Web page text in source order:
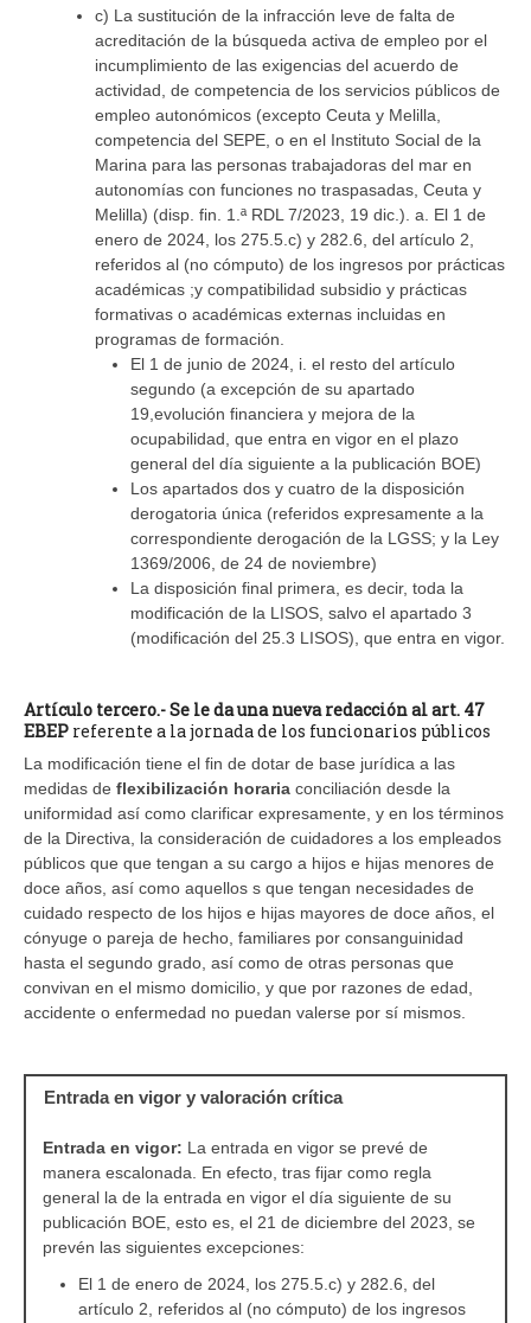
c) La sustitución de la infracción leve de falta de
acreditación de la búsqueda activa de empleo por el
incumplimiento de las exigencias del acuerdo de
actividad, de competencia de los servicios públicos de
empleo autonómicos (excepto Ceuta y Melilla,
competencia del SEPE, o en el Instituto Social de la
Marina para las personas trabajadoras del mar en
autonomías con funciones no traspasadas, Ceuta y
Melilla) (disp. fin. 1.ª RDL 7/2023, 19 dic.). a. El 1 de
enero de 2024, los 275.5.c) y 282.6, del artículo 2,
referidos al (no cómputo) de los ingresos por prácticas
académicas ;y compatibilidad subsidio y prácticas
formativas o académicas externas incluidas en
programas de formación.
El 1 de junio de 2024, i. el resto del artículo
segundo (a excepción de su apartado
19,evolución financiera y mejora de la
ocupabilidad, que entra en vigor en el plazo
general del día siguiente a la publicación BOE)
Los apartados dos y cuatro de la disposición
derogatoria única (referidos expresamente a la
correspondiente derogación de la LGSS; y la Ley
1369/2006, de 24 de noviembre)
La disposición final primera, es decir, toda la
modificación de la LISOS, salvo el apartado 3
(modificación del 25.3 LISOS), que entra en vigor.
Artículo tercero.- Se le da una nueva redacción al art. 47
EBEP referente a la jornada de los funcionarios públicos
La modificación tiene el fin de dotar de base jurídica a las
medidas de flexibilización horaria conciliación desde la
uniformidad así como clarificar expresamente, y en los términos
de la Directiva, la consideración de cuidadores a los empleados
públicos que que tengan a su cargo a hijos e hijas menores de
doce años, así como aquellos s que tengan necesidades de
cuidado respecto de los hijos e hijas mayores de doce años, el
cónyuge o pareja de hecho, familiares por consanguinidad
hasta el segundo grado, así como de otras personas que
convivan en el mismo domicilio, y que por razones de edad,
accidente o enfermedad no puedan valerse por sí mismos.
Entrada en vigor y valoración crítica
Entrada en vigor: La entrada en vigor se prevé de
manera escalonada. En efecto, tras fijar como regla
general la de la entrada en vigor el día siguiente de su
publicación BOE, esto es, el 21 de diciembre del 2023, se
prevén las siguientes excepciones:
El 1 de enero de 2024, los 275.5.c) y 282.6, del
artículo 2, referidos al (no cómputo) de los ingresos